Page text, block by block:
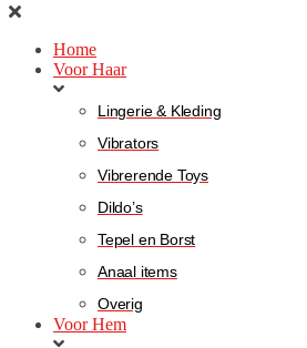
Home
Voor Haar
Lingerie & Kleding
Vibrators
Vibrerende Toys
Dildo’s
Tepel en Borst
Anaal items
Overig
Voor Hem